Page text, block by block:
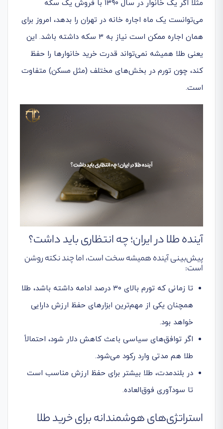
مثلاً اگر یک خانوار در سال ۱۳۹۰ با فروش یک سکه
می‌توانست یک ماه اجاره خانه در تهران را بدهد، امروز برای
همان اجاره ممکن است نیاز به ۳ سکه داشته باشد. این
یعنی طلا همیشه نمی‌تواند قدرت خرید خانوارها را حفظ
کند، چون تورم در بخش‌های مختلف (مثل مسکن) متفاوت
است.
آینده طلا در ایران؛ چه انتظاری باید داشت؟
پیش‌بینی آینده همیشه سخت است، اما چند نکته روشن
است:
تا زمانی که تورم بالای ۳۰ درصد ادامه داشته باشد، طلا
همچنان یکی از مهم‌ترین ابزارهای حفظ ارزش دارایی
خواهد بود.
اگر توافق‌های سیاسی باعث کاهش دلار شود، احتمالاً
طلا هم مدتی وارد رکود می‌شود.
در بلندمدت، طلا بیشتر برای حفظ ارزش مناسب است
تا سودآوری فوق‌العاده.
استراتژی‌های هوشمندانه برای خرید طلا